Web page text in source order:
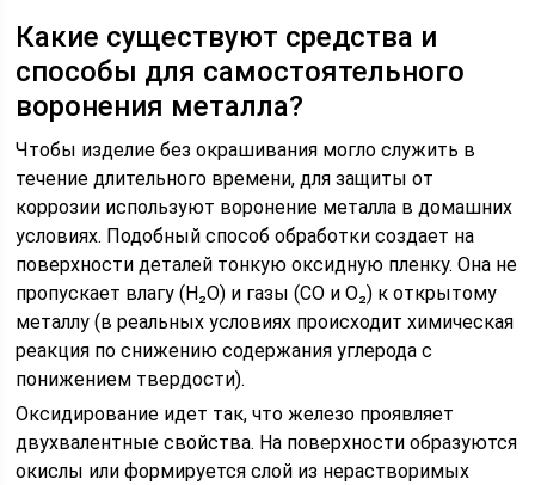
Какие существуют средства и
способы для самостоятельного
воронения металла?
Чтобы изделие без окрашивания могло служить в
течение длительного времени, для защиты от
коррозии используют воронение металла в домашних
условиях. Подобный способ обработки создает на
поверхности деталей тонкую оксидную пленку. Она не
пропускает влагу (Н₂О) и газы (СО и О₂) к открытому
металлу (в реальных условиях происходит химическая
реакция по снижению содержания углерода с
понижением твердости).
Оксидирование идет так, что железо проявляет
двухвалентные свойства. На поверхности образуются
окислы или формируется слой из нерастворимых